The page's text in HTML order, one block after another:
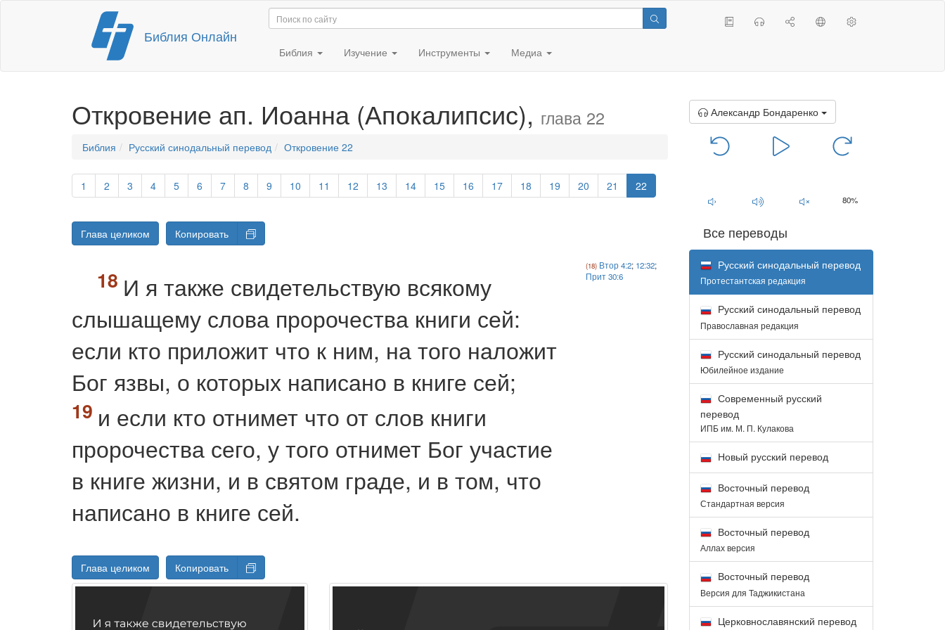
Перейти
содержимому
Библия Онлайн
Библия Изучение Инструменты Медиа
Откровение ап. Иоанна (Апокалипсис), глава 22
Библия Русский синодальный перевод Откровение 22
1 2 3 4 5 6 7 8 9 10 11 12 13 14 15 16 17 18 19 20 21 22
Глава целиком Копировать
И я также свидетельствую всякому
слышащему слова пророчества книги сей:
если кто приложит что к ним, на того наложит
Бог язвы, о которых написано в книге сей;
и если кто отнимет что от слов книги
пророчества сего, у того отнимет Бог участие
в книге жизни, и в святом граде, и в том, что
написано в книге сей.
Втор 4:2; 12:32;
Прит 30:6
Глава целиком Копировать
Александр Бондаренко
80%
Все переводы
Русский синодальный перевод
Протестантская редакция
Русский синодальный перевод
Православная редакция
Русский синодальный перевод
Юбилейное издание
Современный русский
перевод
ИПБ им. М. П. Кулакова
Новый русский перевод
Восточный перевод
Стандартная версия
Восточный перевод
Аллах версия
Восточный перевод
Версия для Таджикистана
Церковнославянский перевод